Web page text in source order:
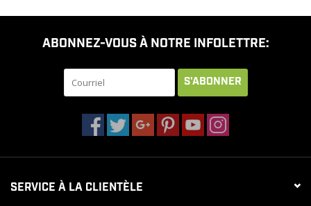
NOUVEAUTÉS
ABONNEZ-VOUS À NOTRE INFOLETTRE:
S'ABONNER
SERVICE À LA CLIENTÈLE